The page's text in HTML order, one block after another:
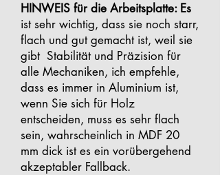
HINWEIS für die Arbeitsplatte: Es
ist sehr wichtig, dass sie noch starr,
flach und gut gemacht ist, weil sie
gibt Stabilität und Präzision für
alle Mechaniken, ich empfehle,
dass es immer in Aluminium ist,
wenn Sie sich für Holz
entscheiden, muss es sehr flach
sein, wahrscheinlich in MDF 20
mm dick ist es ein vorübergehend
akzeptabler Fallback.